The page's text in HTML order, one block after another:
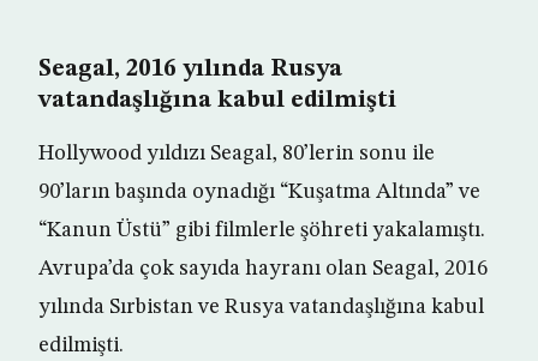
Seagal, 2016 yılında Rusya
vatandaşlığına kabul edilmişti
Hollywood yıldızı Seagal, 80’lerin sonu ile
90’ların başında oynadığı “Kuşatma Altında” ve
“Kanun Üstü” gibi filmlerle şöhreti yakalamıştı.
Avrupa’da çok sayıda hayranı olan Seagal, 2016
yılında Sırbistan ve Rusya vatandaşlığına kabul
edilmişti.